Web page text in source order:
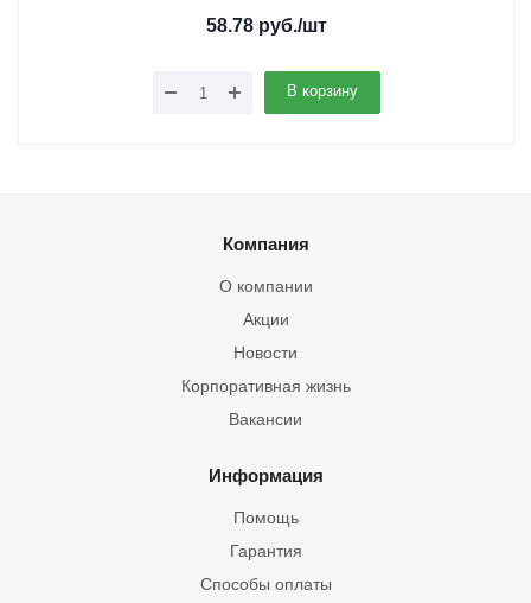
58.78 руб./шт
В корзину
Компания
О компании
Акции
Новости
Корпоративная жизнь
Вакансии
Информация
Помощь
Гарантия
Способы оплаты